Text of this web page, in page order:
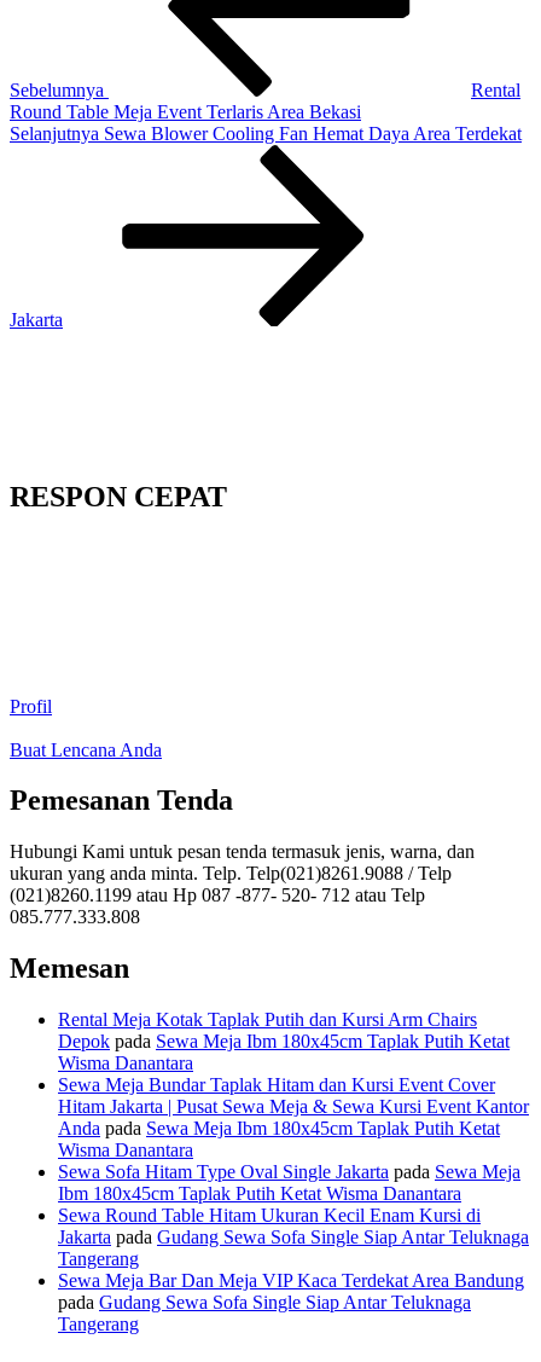
Sebelumnya
Rental
Round Table Meja Event Terlaris Area Bekasi
Pos
Selanjutnya Sewa Blower Cooling Fan Hemat Daya Area Terdekat
Jakarta
RESPON CEPAT
Profil
Buat Lencana Anda
Pemesanan Tenda
Hubungi Kami untuk pesan tenda termasuk jenis, warna, dan
ukuran yang anda minta. Telp. Telp(021)8261.9088 / Telp
(021)8260.1199 atau Hp 087 -877- 520- 712 atau Telp
085.777.333.808
Memesan
Rental Meja Kotak Taplak Putih dan Kursi Arm Chairs
Depok pada Sewa Meja Ibm 180x45cm Taplak Putih Ketat
Wisma Danantara
Sewa Meja Bundar Taplak Hitam dan Kursi Event Cover
Hitam Jakarta | Pusat Sewa Meja & Sewa Kursi Event Kantor
Anda pada Sewa Meja Ibm 180x45cm Taplak Putih Ketat
Wisma Danantara
Sewa Sofa Hitam Type Oval Single Jakarta pada Sewa Meja
Ibm 180x45cm Taplak Putih Ketat Wisma Danantara
Sewa Round Table Hitam Ukuran Kecil Enam Kursi di
Jakarta pada Gudang Sewa Sofa Single Siap Antar Teluknaga
Tangerang
Sewa Meja Bar Dan Meja VIP Kaca Terdekat Area Bandung
pada Gudang Sewa Sofa Single Siap Antar Teluknaga
Tangerang